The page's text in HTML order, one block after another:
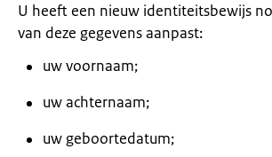
U heeft een nieuw identiteitsbewijs
van deze gegevens aanpast:
uw voornaam;
uw achternaam;
uw geboortedatum;